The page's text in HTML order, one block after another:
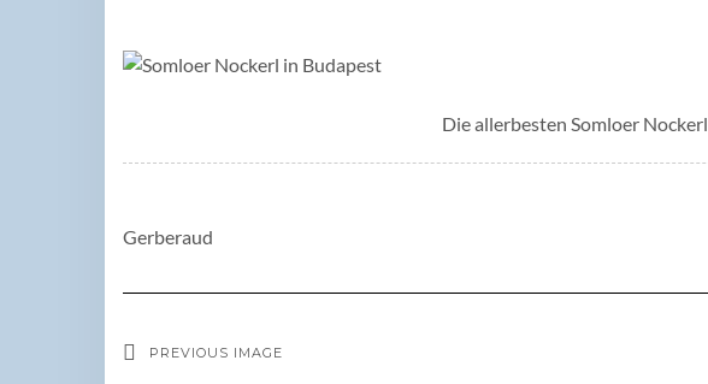
Die allerbesten Somloer Nockerl
Gerberaud
PREVIOUS IMAGE